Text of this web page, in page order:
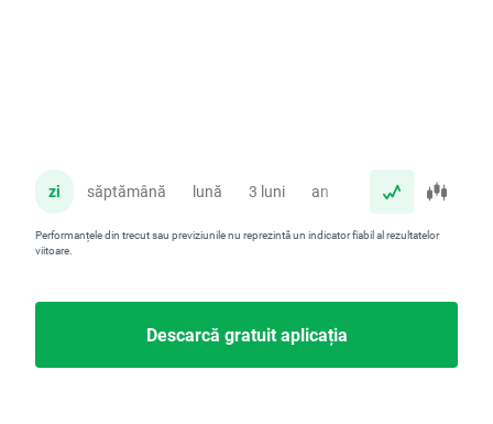
zi săptămână lună 3 luni an
Performanțele din trecut sau previziunile nu reprezintă un indicator fiabil al rezultatelor
viitoare.
Descarcă gratuit aplicația